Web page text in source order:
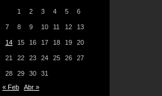
1 2 3 4 5 6
7 8 9 10 11 12 13
14 15 16 17 18 19 20
21 22 23 24 25 26 27
28 29 30
31
« Feb
Abr »